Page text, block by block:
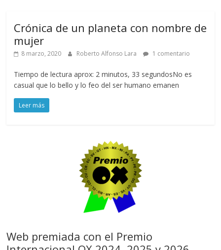
Crónica de un planeta con nombre de
mujer
8 marzo, 2020 Roberto Alfonso Lara 1 comentario
Tiempo de lectura aprox: 2 minutos, 33 segundosNo es
casual que lo bello y lo feo del ser humano emanen
Leer más
Web premiada con el Premio